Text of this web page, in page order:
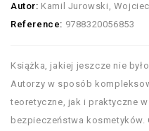
Autor: Kamil Jurowski,
Reference: 9788320056853
Książka, jakiej jeszcze nie
Autorzy w sposób
teoretyczne, jak i praktyczne
bezpieczeństwa kosmetyków.